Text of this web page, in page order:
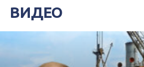
ВИДЕО